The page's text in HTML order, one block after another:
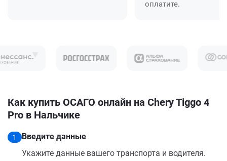
оплатите.
Как купить ОСАГО онлайн на Chery Tiggo 4
Pro в Нальчике
1
Введите данные
Укажите данные вашего транспорта и водителя.